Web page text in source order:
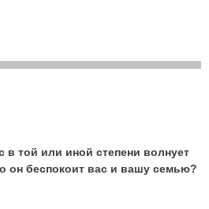
в той или иной степени волнует
он беспокоит вас и вашу семью?